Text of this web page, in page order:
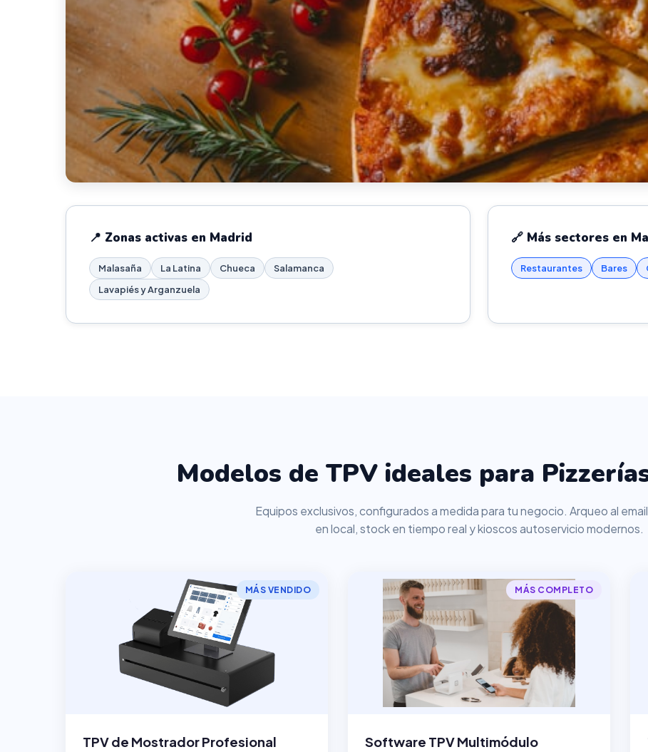
📍 Zonas activas en Madrid
Malasaña La Latina Chueca
Salamanca
Lavapiés y Arganzuela
🔗 Más sectores en
Restaurantes Bares
Modelos de TPV ideales para
Equipos exclusivos, configurados a medida para tu negocio. Arqueo al
en local, stock en tiempo real y kioscos autoservicio modernos.
MÁS VENDIDO
TPV de Mostrador Profesional
MÁS COMPLETO
Software TPV Multimódulo